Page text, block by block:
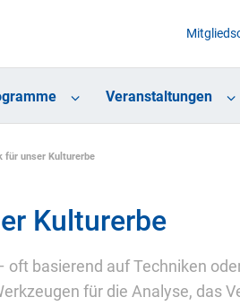
Veranstaltungen
für unser Kulturerbe
Kulturerbe
oft basierend auf Techniken
für die Analyse, das